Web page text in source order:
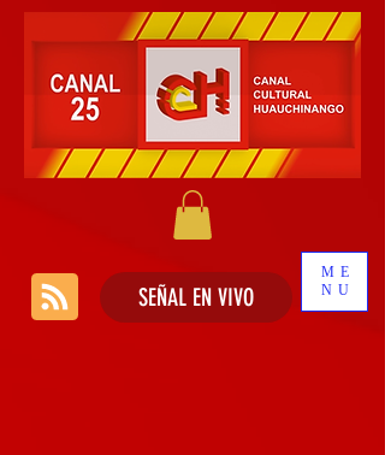
ME
NU
SEÑAL EN VIVO